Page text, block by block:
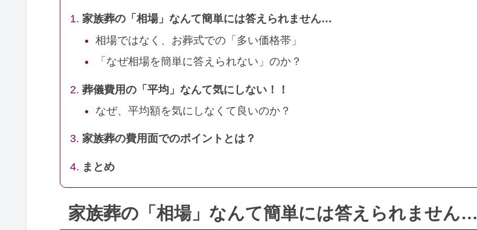
家族葬の「相場」なんて簡単には答えられません…
相場ではなく、お葬式での「多い価格帯」
「なぜ相場を簡単に答えられない」のか？
葬儀費用の「平均」なんて気にしない！！
なぜ、平均額を気にしなくて良いのか？
家族葬の費用面でのポイントとは？
まとめ
家族葬の「相場」なんて簡単には答えられません…